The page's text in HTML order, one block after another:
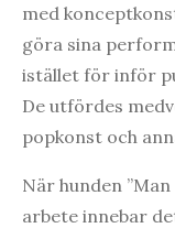
med
göra sina
istället för inför
De utfördes
popkonst och
När hunden
arbete innebar